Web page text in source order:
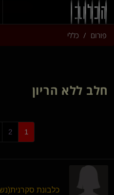
פורום כללי
חלב ללא הריון
1
2
כלבונת